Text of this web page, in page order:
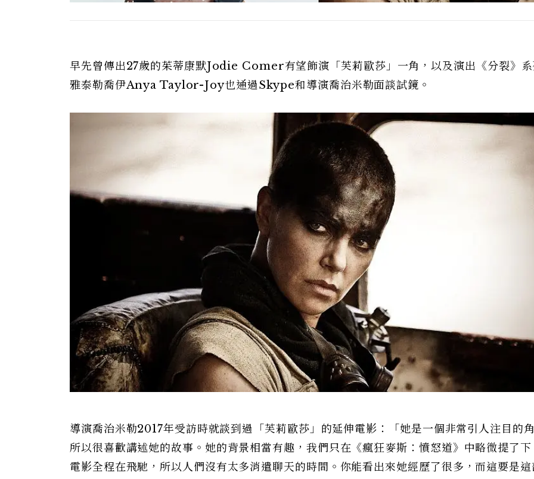
早先曾傳出27歲的茱蒂康默Jodie Comer有望飾演「芙莉歐莎」一角，以及演出《分裂》
雅泰勒喬伊Anya Taylor-Joy也通過Skype和導演喬治米勒面談試鏡。
導演喬治米勒2017年受訪時就談到過「芙莉歐莎」的延伸電影：「她是一個非常引人注目的
所以很喜歡講述她的故事。她的背景相當有趣，我們只在《瘋狂麥斯：憤怒道》中略微提了
電影全程在飛馳，所以人們沒有太多消遣聊天的時間。你能看出來她經歷了很多，而這要是